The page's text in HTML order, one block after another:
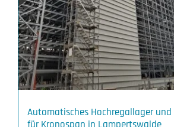
Automatisches Hochregallager